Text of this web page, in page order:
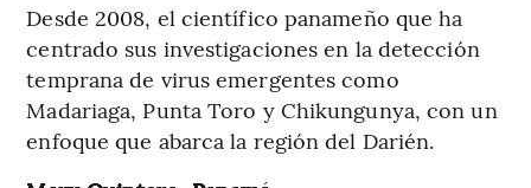
Desde 2008, el científico panameño que ha
centrado sus investigaciones en la detección
temprana de virus emergentes como
Madariaga, Punta Toro y Chikungunya, con un
enfoque que abarca la región del Darién.